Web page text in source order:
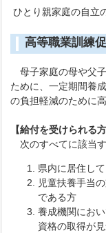
ひとり親家庭の自立
高等職業訓練
母子家庭の母や父
ために、一定期間養
の負担軽減のために
【給付を受けられる方
次のすべてに該当
県内に居住し
児童扶養手当
である方
養成機関にお
資格の取得が